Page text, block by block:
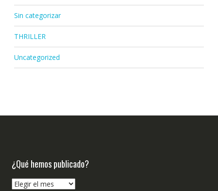
Sin categorizar
THRILLER
Uncategorized
¿Qué hemos publicado?
¿Qué